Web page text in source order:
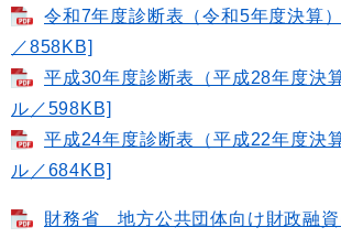
令和7年度診断表（令和5年度決算
／858KB]
平成30年度診断表（平成28年度決
ル／598KB]
平成24年度診断表（平成22年度決
ル／684KB]
財務省 地方公共団体向け財政融資